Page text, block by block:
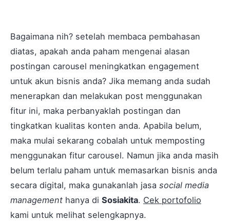
Bagaimana nih? setelah membaca pembahasan
diatas, apakah anda paham mengenai alasan
postingan carousel meningkatkan engagement
untuk akun bisnis anda? Jika memang anda sudah
menerapkan dan melakukan post menggunakan
fitur ini, maka perbanyaklah postingan dan
tingkatkan kualitas konten anda. Apabila belum,
maka mulai sekarang cobalah untuk memposting
menggunakan fitur carousel. Namun jika anda masih
belum terlalu paham untuk memasarkan bisnis anda
secara digital, maka gunakanlah jasa social media
management hanya di Sosiakita. Cek portofolio
kami untuk melihat selengkapnya.